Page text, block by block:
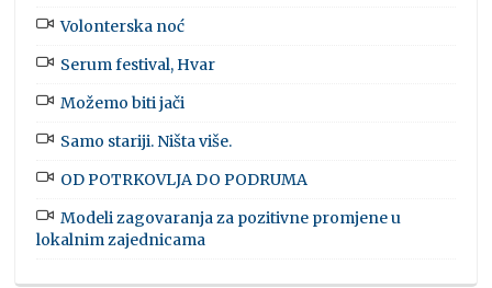
Volonterska noć
Serum festival, Hvar
Možemo biti jači
Samo stariji. Ništa više.
OD POTRKOVLJA DO PODRUMA
Modeli zagovaranja za pozitivne promjene u
lokalnim zajednicama